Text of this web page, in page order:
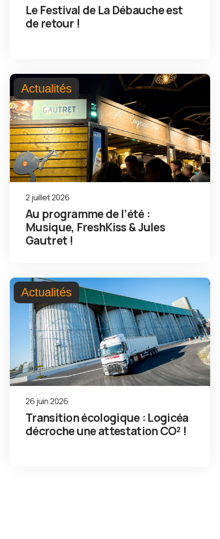
Le Festival de La Débauche est
de retour !
Actualités
2 juillet 2026
Au programme de l’été :
Musique, FreshKiss & Jules
Gautret !
Actualités
26 juin 2026
Transition écologique : Logicéa
décroche une attestation CO² !